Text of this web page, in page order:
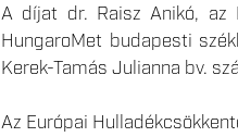
A díjat dr. Raisz Anikó, az
HungaroMet budapesti
Kerek-Tamás Julianna bv.
Az Európai